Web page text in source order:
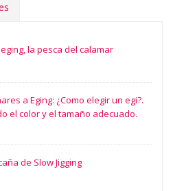
la pesca del calamar
a Eging: ¿Como elegir un egi?.
el color y el tamaño adecuado.
de Slow Jigging